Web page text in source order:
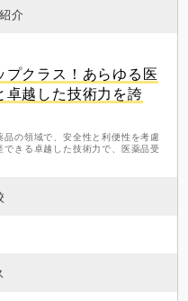
介
クラス！あらゆる医
越した技術力を誇
の領域で、安全性と利便性を考慮
きる卓越した技術力で、医薬品受